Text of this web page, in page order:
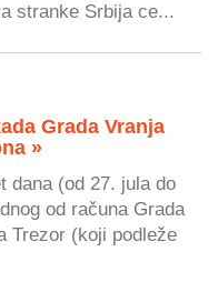
stranke Srbija ce...
Grada Vranja
»
dana (od 27. jula do
od računa Grada
Trezor (koji podleže